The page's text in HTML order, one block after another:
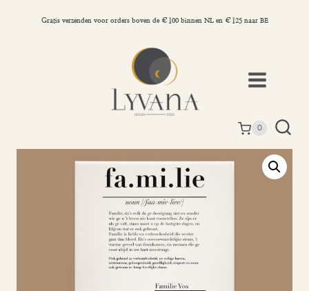
Gratis verzenden voor orders boven de €100 binnen NL en €125 naar BE
0